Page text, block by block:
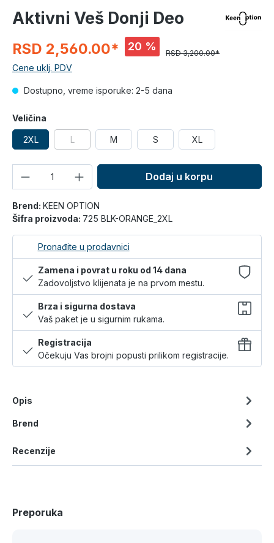
Aktivni Veš Donji Deo
RSD 2,560.00* 20 %
RSD 3,200.00*
Cene uklj. PDV
Dostupno, vreme isporuke: 2-5 dana
Veličina
2XL L M S XL
Dodaj u korpu
Brend: KEEN OPTION
Šifra proizvoda: 725 BLK-ORANGE_2XL
Pronađite u prodavnici
Zamena i povrat u roku od 14 dana
Zadovoljstvo klijenata je na prvom mestu.
Brza i sigurna dostava
Vaš paket je u sigurnim rukama.
Registracija
Očekuju Vas brojni popusti prilikom registracije.
Opis
Brend
Recenzije
Preporuka